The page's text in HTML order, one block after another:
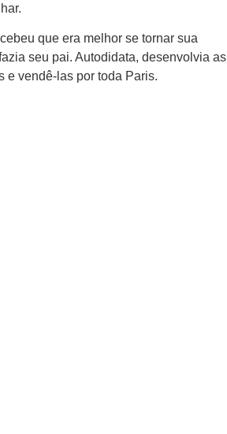
que era melhor se tornar sua
seu pai. Autodidata, desenvolvia as
e vendê-las por toda Paris.